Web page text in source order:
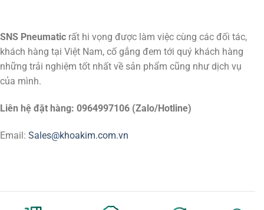
SNS Pneumatic rất hi vọng được làm việc cùng các đối tác,
khách hàng tại Việt Nam, cố gắng đem tới quý khách hàng
những trải nghiệm tốt nhất về sản phẩm cũng như dịch vụ
của mình.
Liên hệ đặt hàng: 0964997106 (Zalo/Hotline)
Email: Sales@khoakim.com.vn